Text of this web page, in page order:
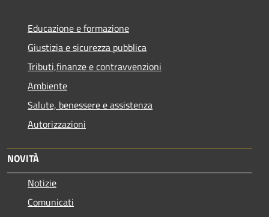
Educazione e formazione
Giustizia e sicurezza pubblica
Tributi,finanze e contravvenzioni
Ambiente
Salute, benessere e assistenza
Autorizzazioni
NOVITÀ
Notizie
Comunicati